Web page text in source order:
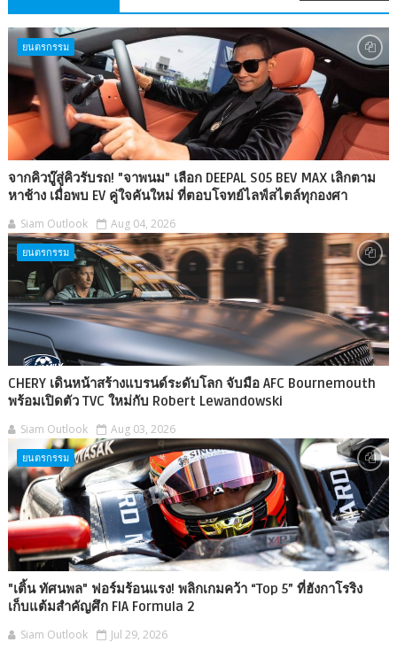
ยนตรกรรม
จากคิวบู๊สู่คิวรับรถ! "จาพนม" เลือก DEEPAL S05 BEV MAX เลิกตาม
หาช้าง เมื่อพบ EV คู่ใจคันใหม่ ที่ตอบโจทย์ไลฟ์สไตล์ทุกองศา
Siam Outlook Aug 04, 2026
ยนตรกรรม
CHERY เดินหน้าสร้างแบรนด์ระดับโลก จับมือ AFC Bournemouth
พร้อมเปิดตัว TVC ใหม่กับ Robert Lewandowski
Siam Outlook Aug 03, 2026
ยนตรกรรม
"เติ้น ทัศนพล" ฟอร์มร้อนแรง! พลิกเกมคว้า “Top 5” ที่ฮังกาโรริง
เก็บแต้มสำคัญศึก FIA Formula 2
Siam Outlook Jul 29, 2026